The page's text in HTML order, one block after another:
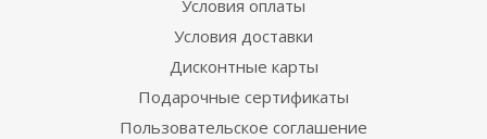
Условия оплаты
Условия доставки
Дисконтные карты
Подарочные сертификаты
Пользовательское соглашение